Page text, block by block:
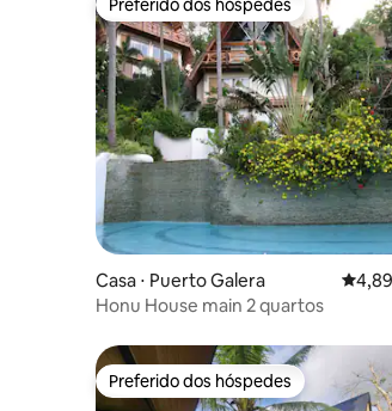
Preferido dos hóspedes
Preferido dos hóspedes
Casa ⋅ Puerto Galera 4,89
Honu House main 2 quartos
Preferido dos hóspedes
Preferido dos hóspedes